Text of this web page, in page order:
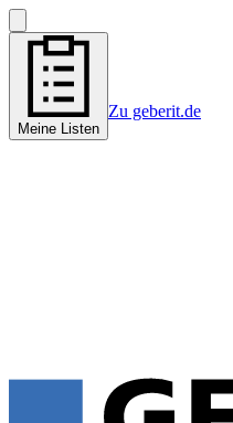
Meine Listen
Zu geberit.de